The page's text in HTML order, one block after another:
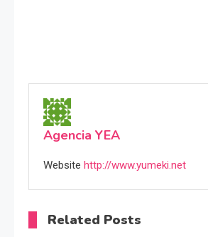
Agencia YEA
Website http://www.yumeki.net
Related Posts